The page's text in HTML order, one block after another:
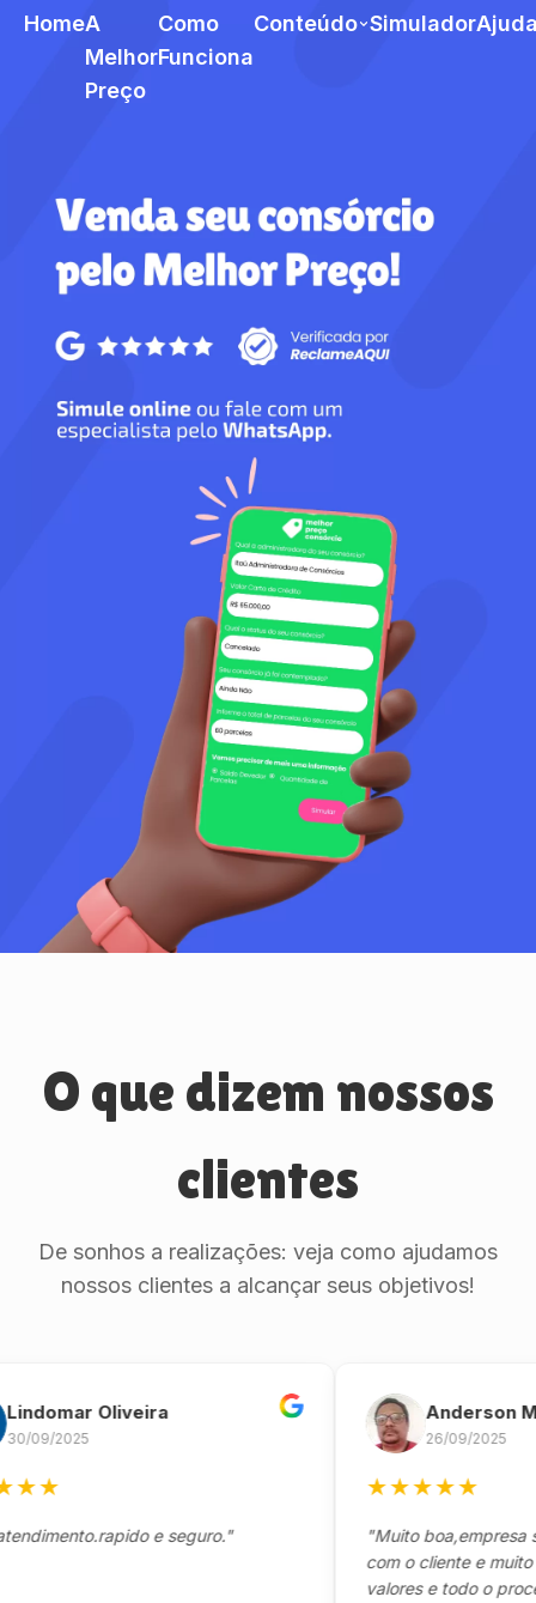
HomeA
Melhor
Preço
Como
Funciona
Conteúdo Simulador
O que dizem nossos
clientes
De sonhos a realizações: veja como ajudamos
nossos clientes a alcançar seus objetivos!
Oliveira
2025
★
e seguro."
Anderson
26/09/2025
★★★★
"Muito boa,empresa
com o cliente e muito
valores e todo o